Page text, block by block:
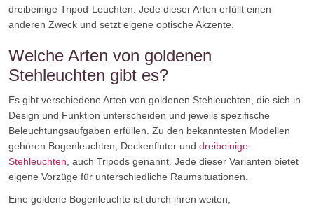
dreibeinige Tripod-Leuchten. Jede dieser Arten erfüllt einen
anderen Zweck und setzt eigene optische Akzente.
Welche Arten von goldenen
Stehleuchten gibt es?
Es gibt verschiedene Arten von goldenen Stehleuchten, die sich in
Design und Funktion unterscheiden und jeweils spezifische
Beleuchtungsaufgaben erfüllen. Zu den bekanntesten Modellen
gehören Bogenleuchten, Deckenfluter und dreibeinige
Stehleuchten , auch Tripods genannt. Jede dieser Varianten bietet
eigene Vorzüge für unterschiedliche Raumsituationen.
Eine goldene Bogenleuchte ist durch ihren weiten,